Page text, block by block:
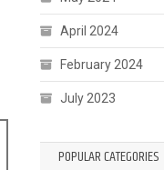
April 2024
February 2024
July 2023
POPULAR CATEGORIES